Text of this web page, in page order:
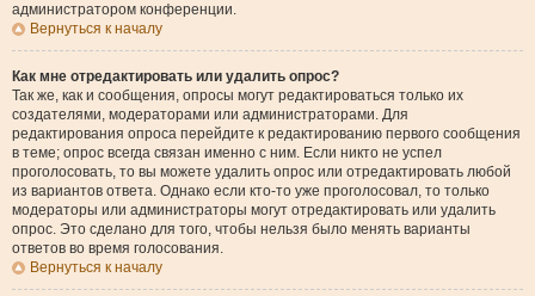
администратором конференции.
Вернуться к началу
Как мне отредактировать или удалить опрос?
Так же, как и сообщения, опросы могут редактироваться только их
создателями, модераторами или администраторами. Для
редактирования опроса перейдите к редактированию первого сообщения
в теме; опрос всегда связан именно с ним. Если никто не успел
проголосовать, то вы можете удалить опрос или отредактировать любой
из вариантов ответа. Однако если кто-то уже проголосовал, то только
модераторы или администраторы могут отредактировать или удалить
опрос. Это сделано для того, чтобы нельзя было менять варианты
ответов во время голосования.
Вернуться к началу